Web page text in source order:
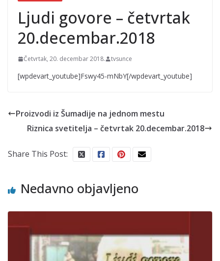
Ljudi govore – četvrtak
20.decembar.2018
Četvrtak, 20. decembar 2018. tvsunce
[wpdevart_youtube]Fswy45-mNbY[/wpdevart_youtube]
Proizvodi iz Šumadije na jednom mestu
Riznica svetitelja – četvrtak 20.decembar.2018
Share This Post:
Nedavno objavljeno